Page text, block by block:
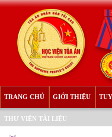
TRANG CHỦ GIỚI THIỆU
THƯ VIỆN TÀI LIỆU